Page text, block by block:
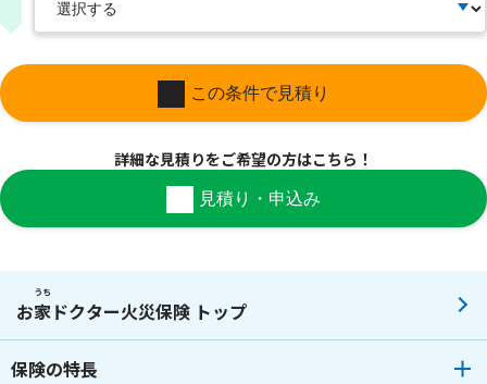
この条件で見積り
詳細な見積りをご希望の方はこちら！
見積り・申込み
お家
うち
ドクター火災保険 トップ
保険の特長